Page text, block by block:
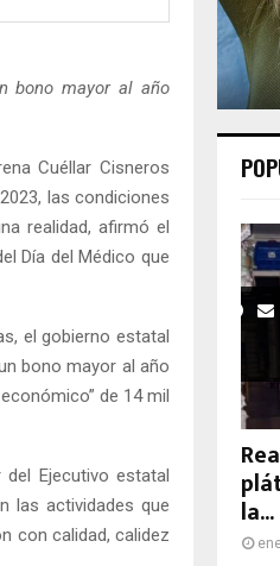
bono mayor al año
Cuéllar Cisneros
las condiciones
realidad, afirmó el
Día del Médico que
el gobierno estatal
bono mayor al año
de 14 mil
Ejecutivo estatal
las actividades que
con calidad, calidez
la...